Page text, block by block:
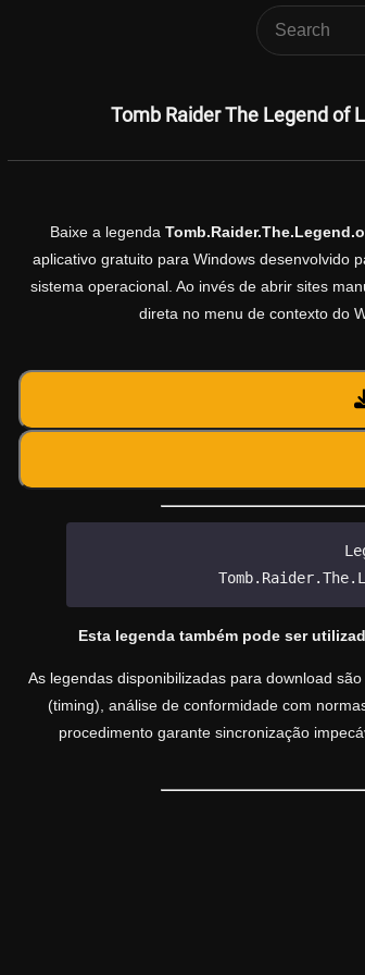
Tomb Raider The Legend of
Baixe a legenda
aplicativo gratuito para Windows desenvolvido
sistema operacional. Ao invés de abrir sites
direta no menu de contexto do
Esta legenda também pode ser
As legendas disponibilizadas para download
(timing), análise de conformidade com
procedimento garante sincronização